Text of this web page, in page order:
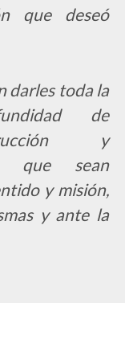
que deseó
toda la
de
y
que sean
y misión,
y ante la